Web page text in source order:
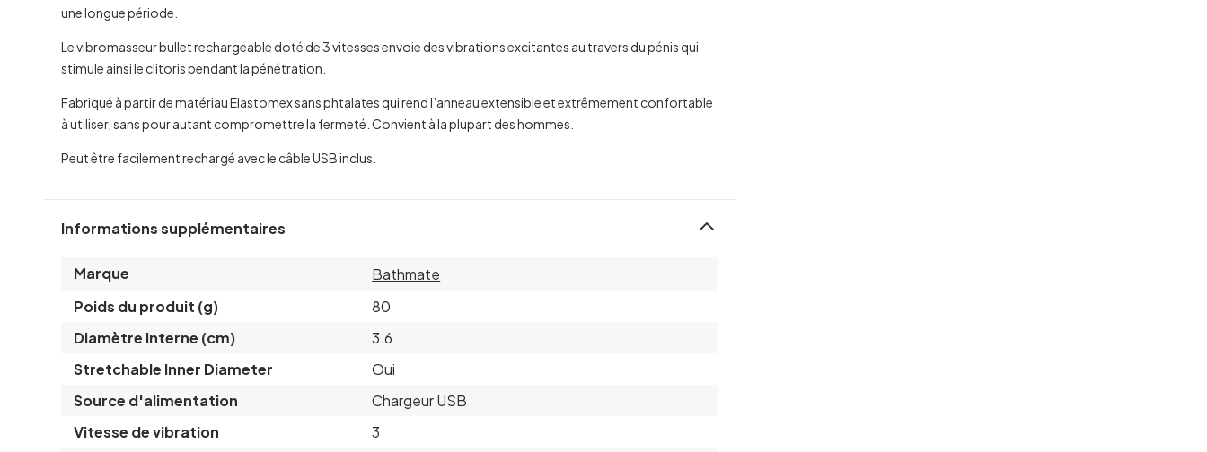
une longue période.
Le vibromasseur bullet rechargeable doté de 3 vitesses envoie des vibrations excitantes au travers du pénis qui
stimule ainsi le clitoris pendant la pénétration.
Fabriqué à partir de matériau Elastomex sans phtalates qui rend l’anneau extensible et extrêmement confortable
à utiliser, sans pour autant compromettre la fermeté. Convient à la plupart des hommes.
Peut être facilement rechargé avec le câble USB inclus.
Informations supplémentaires
Marque
Bathmate
Poids du produit (g)
80
Diamètre interne (cm)
3.6
Stretchable Inner Diameter
Oui
Source d'alimentation
Chargeur USB
Vitesse de vibration
3